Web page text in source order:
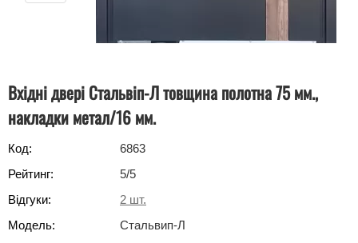
Вхідні двері Стальвіп-Л товщина полотна 75 мм.,
накладки метал/16 мм.
Код:
6863
Рейтинг:
5/5
Відгуки:
2 шт.
Модель:
Стальвип-Л